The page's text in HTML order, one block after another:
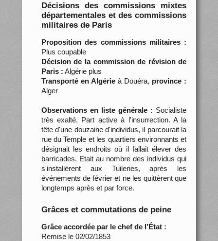
Décisions des commissions mixtes
départementales et des commissions
militaires de Paris
Proposition des commissions militaires :
Plus coupable
Décision de la commission de révision de
Paris : Algérie plus
Transporté en Algérieà Douéra, province :
Alger
Observations en liste générale : Socialiste
très exalté. Part active à l'insurrection. A la
tête d'une douzaine d'individus, il parcourait la
rue du Temple et les quartiers environnants et
désignait les endroits où il fallait élever des
barricades. Etait au nombre des individus qui
s'installèrent aux Tuileries, après les
événements de février et ne les quittèrent que
longtemps après et par force.
Grâces et commutations de peine
Grâce accordée par le chef de l’État :
Remise le 02/02/1853